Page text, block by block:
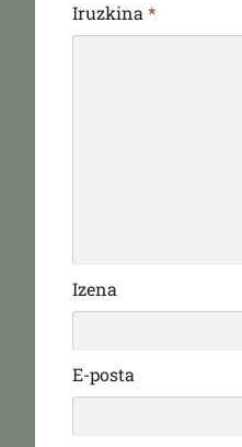
Iruzkina *
Izena
E-posta